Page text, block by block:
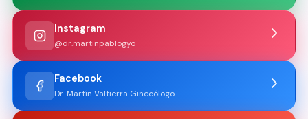
Instagram
@dr.martinpablogyo
Facebook
Dr. Martín Valtierra Ginecólogo